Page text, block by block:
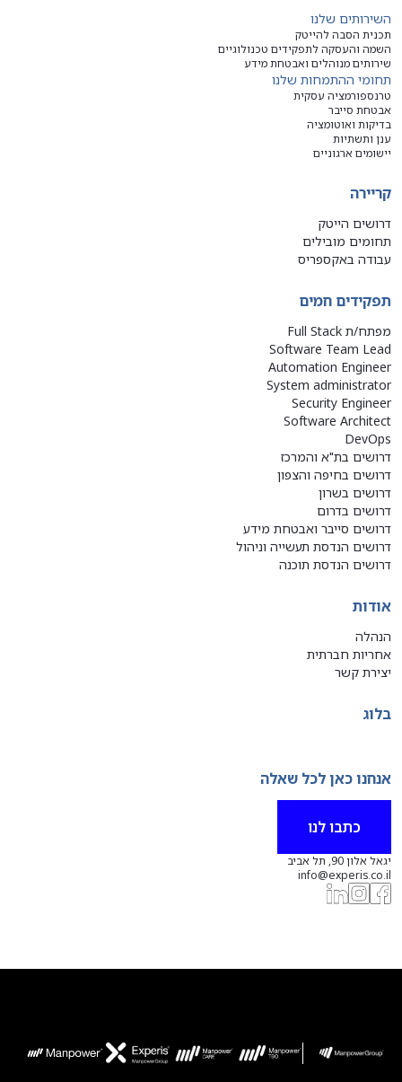
השירותים שלנו
תכנית הסבה להייטק
השמה והעסקה לתפקידים טכנולוגיים
שירותים מנוהלים ואבטחת מידע
תחומי ההתמחות שלנו
טרנספורמציה עסקית
אבטחת סייבר
בדיקות ואוטומציה
ענן ותשתיות
יישומים ארגוניים
קריירה
דרושים הייטק
תחומים מובילים
עבודה באקספריס
תפקידים חמים
מפתח/ת Full Stack
Software Team Lead
Automation Engineer
System administrator
Security Engineer
Software Architect
DevOps
דרושים בת"א והמרכז
דרושים בחיפה והצפון
דרושים בשרון
דרושים בדרום
דרושים סייבר ואבטחת מידע
דרושים הנדסת תעשייה וניהול
דרושים הנדסת תוכנה
אודות
הנהלה
אחריות חברתית
יצירת קשר
בלוג
אנחנו כאן לכל שאלה
כתבו לנו
יגאל אלון 90, תל אביב
info@experis.co.il